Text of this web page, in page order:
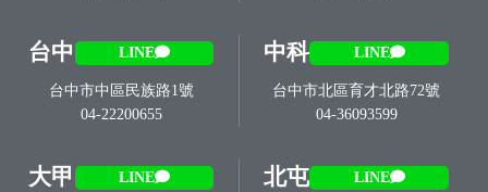
台中 LINE
台中市中區民族路1號
04-22200655
中科 LINE
台中市北區育才北路72號
04-36093599
大甲 LINE 北屯 LINE